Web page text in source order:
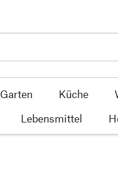
Garten Küche
Lebensmittel